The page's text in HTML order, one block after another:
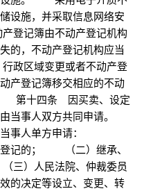
设施，并采取信息网络安
记簿由不动产登记机构
的，不动产登记机构应当
区域变更或者不动产登
产登记簿移交相应的不动
第十四条 因买卖、设定
当事人双方共同申请。
当事人单方申请：
登记的； （二）继承、
）人民法院、仲裁委员
的决定等设立、变更、转